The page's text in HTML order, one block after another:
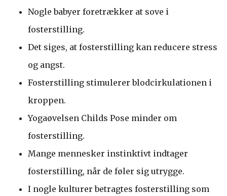
Nogle babyer foretrækker at sove i
fosterstilling.
Det siges, at fosterstilling kan reducere stress
og angst.
Fosterstilling stimulerer blodcirkulationen i
kroppen.
Yogaøvelsen Childs Pose minder om
fosterstilling.
Mange mennesker instinktivt indtager
fosterstilling, når de føler sig utrygge.
I nogle kulturer betragtes fosterstilling som